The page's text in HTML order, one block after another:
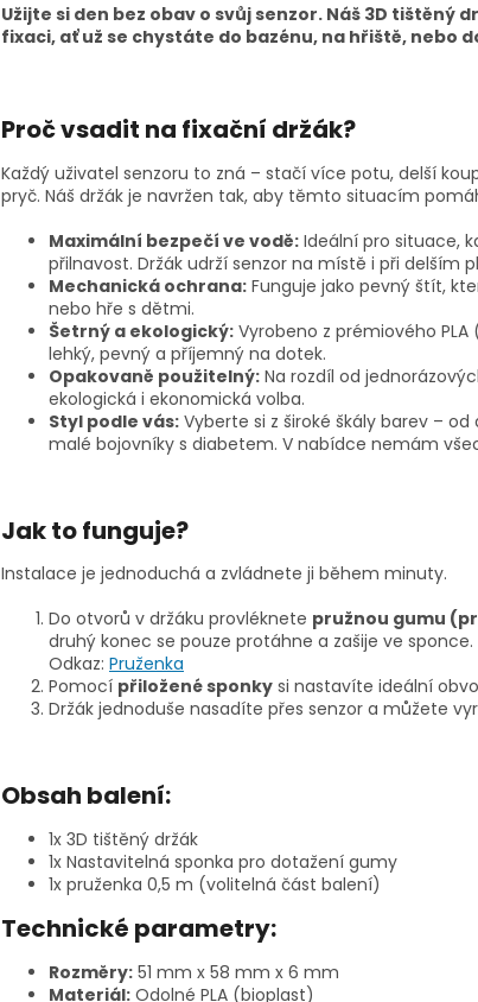
Užijte si den bez obav o svůj senzor. Náš 3D
fixaci, ať už se chystáte do bazénu, na hřiště, nebo
Proč vsadit na fixační držák?
Každý uživatel senzoru to zná – stačí více potu, delší
pryč. Náš držák je navržen tak, aby těmto situacím
Maximální bezpečí ve vodě: Ideální pro situace,
přilnavost. Držák udrží senzor na místě i při delším
Mechanická ochrana: Funguje jako pevný štít,
nebo hře s dětmi.
Šetrný a ekologický: Vyrobeno z prémiového
lehký, pevný a příjemný na dotek.
Opakovaně použitelný: Na rozdíl od
ekologická i ekonomická volba.
Styl podle vás: Vyberte si z široké škály barev –
malé bojovníky s diabetem. V nabídce nemám
Jak to funguje?
Instalace je jednoduchá a zvládnete ji během minuty.
Do otvorů v držáku provléknete pružnou gumu
druhý konec se pouze protáhne a zašije ve
Odkaz: Pruženka
Pomocí přiložené sponky si nastavíte ideální
Držák jednoduše nasadíte přes senzor a můžete
Obsah balení:
1x 3D tištěný držák
1x Nastavitelná sponka pro dotažení gumy
1x pruženka 0,5 m (volitelná část balení)
Technické parametry:
Rozměry: 51 mm x 58 mm x 6 mm
Materiál: Odolné PLA (bioplast)